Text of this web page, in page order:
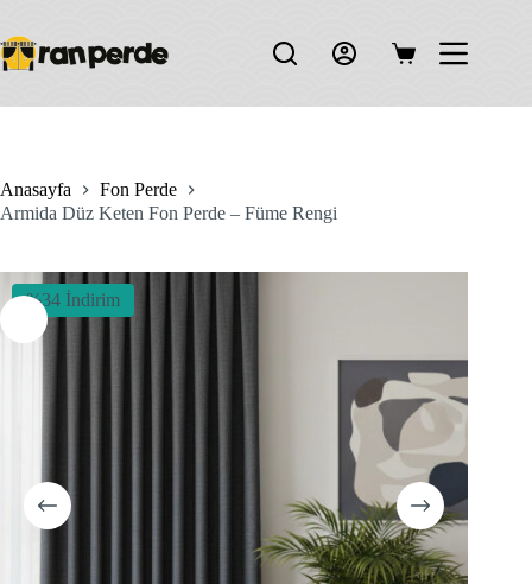
content
Shopping
Anasayfa
Fon Perde
Armida Düz Keten Fon Perde – Füme Rengi
%34 İndirim